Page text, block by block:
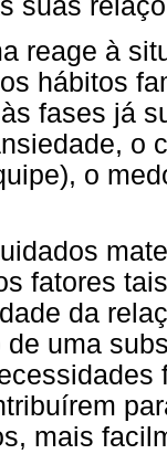
reage à
hábitos
fases já
o
o
fatores
da
uma
mais